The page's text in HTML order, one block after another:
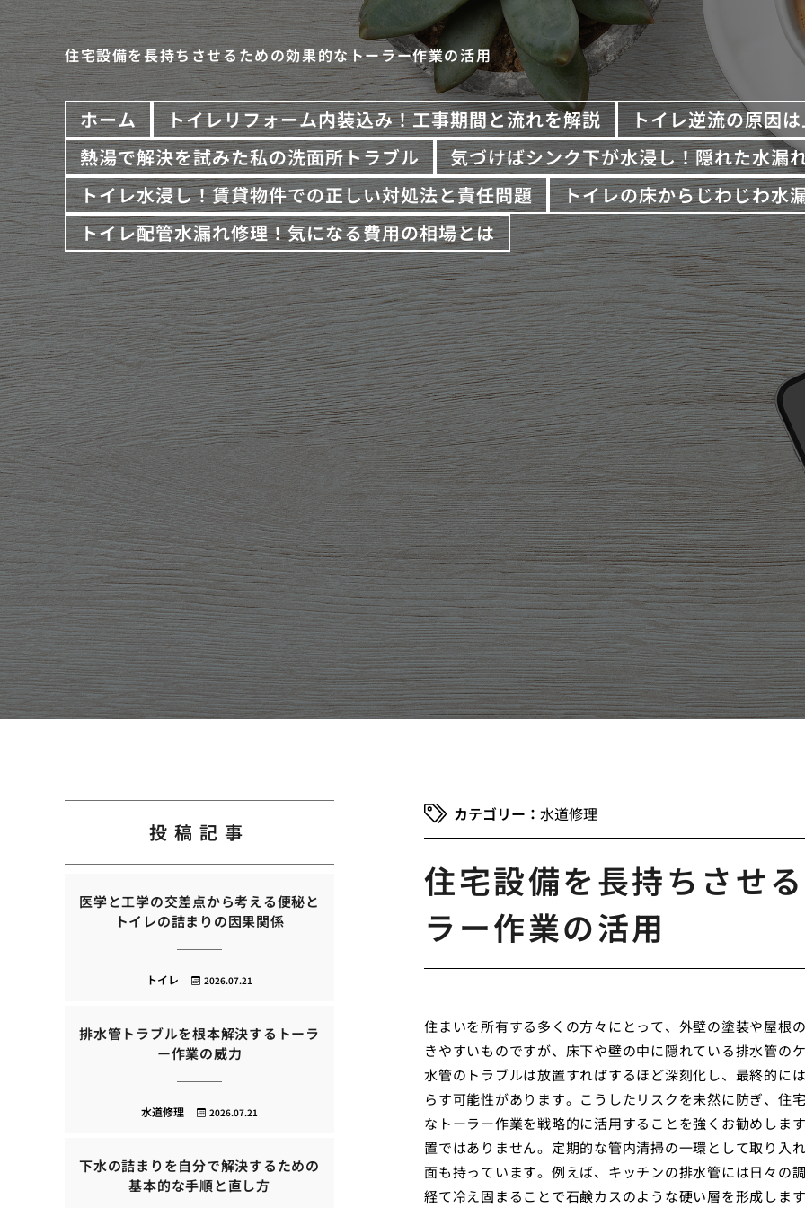
住宅設備を長持ちさせるための効果的なトーラー作業の活用
ホーム トイレリフォーム内装込み！工事期間と流れを解説
トイレ逆流の原因
熱湯で解決を試みた私の洗面所トラブル
気づけばシンク下が水浸し！隠れた水漏
トイレ水浸し！賃貸物件での正しい対処法と責任問題
トイレの床からじわじわ水
トイレ配管水漏れ修理！気になる費用の相場とは
水道修理
住宅設備を長持ちさせ
ラー作業の活用
住まいを所有する多くの方々にとって、外壁の塗装や屋根
きやすいものですが、床下や壁の中に隠れている排水管の
水管のトラブルは放置すればするほど深刻化し、最終的に
らす可能性があります。こうしたリスクを未然に防ぎ、住
なトーラー作業を戦略的に活用することを強くお勧めしま
置ではありません。定期的な管内清掃の一環として取り入
面も持っています。例えば、キッチンの排水管には日々の
経て冷え固まることで石鹸カスのような硬い層を形成しま
投稿記事
医学と工学の交差点から考える便秘と
トイレの詰まりの因果関係
2026.07.21
トイレ
排水管トラブルを根本解決するトーラ
ー作業の威力
2026.07.21
水道修理
下水の詰まりを自分で解決するための
基本的な手順と直し方